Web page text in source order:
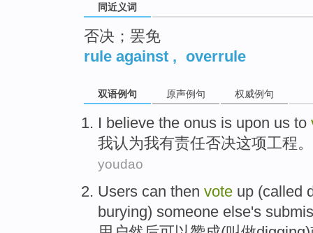
同近义词
否决；罢免
rule against , overrule
双语例句 原声例句 权威例句
I believe the onus is upon us to
我认为我有责任否决这项工程。
youdao
Users can then vote up (called
burying) someone else's